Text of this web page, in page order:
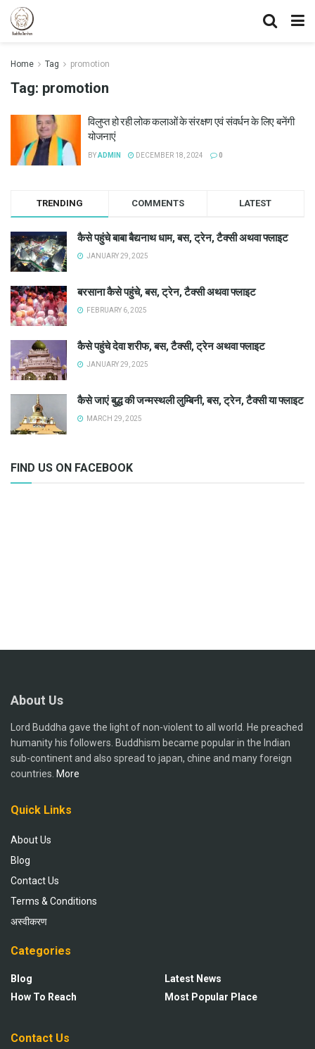
Home Tag promotion
Tag: promotion
विलुप्त हो रही लोक कलाओं के संरक्षण एवं संवर्धन के लिए बनेंगी
योजनाएं
BYADMIN DECEMBER 18, 2024 0
TRENDING COMMENTS LATEST
कैसे पहुंचे बाबा बैद्यनाथ धाम, बस, ट्रेन, टैक्सी अथवा फ्लाइट
JANUARY 29, 2025
बरसाना कैसे पहुंचे, बस, ट्रेन, टैक्सी अथवा फ्लाइट
FEBRUARY 6, 2025
कैसे पहुंचे देवा शरीफ, बस, टैक्सी, ट्रेन अथवा फ्लाइट
JANUARY 29, 2025
कैसे जाएं बुद्ध की जन्मस्थली लुम्बिनी, बस, ट्रेन, टैक्सी या फ्लाइट
MARCH 29, 2025
FIND US ON FACEBOOK
About Us
Lord Buddha gave the light of non-violent to all world. He preached
humanity his followers. Buddhism became popular in the Indian
sub-continent and also spread to japan, chine and many foreign
countries. More
Quick Links
About Us
Blog
Contact Us
Terms & Conditions
अस्वीकरण
Categories
Blog
How To Reach
Latest News
Most Popular Place
Contact Us